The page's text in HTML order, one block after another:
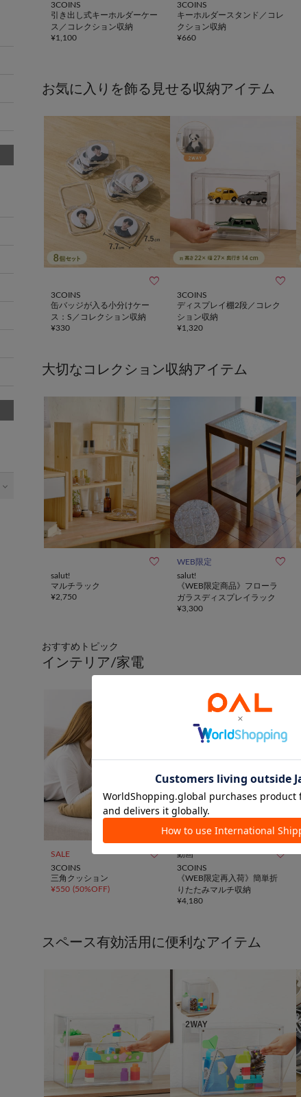
3COINS
引き出し式キーホルダーケー
ス／コレクション収納
¥1,100
3COINS
キーホルダースタンド／コレ
クション収納
¥660
お気に入りを飾る見せる収納アイテム

3COINS
缶バッジが入る小分けケー
ス：S／コレクション収納
¥330

3COINS
ディスプレイ棚2段／コレク
ション収納
¥1,320
大切なコレクション収納アイテム

salut!
マルチラック
¥2,750
WEB限定 
salut!
《WEB限定商品》フローラ
ガラスディスプレイラック
¥3,300
おすすめトピック
インテリア/家電
SALE 
3COINS
三角クッション
¥550 (50%OFF)
動画 
3COINS
《WEB限定再入荷》簡単折
りたたみマルチ収納
¥4,180
スペース有効活用に便利なアイテム